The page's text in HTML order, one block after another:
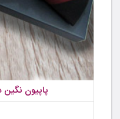
پاپیون نگین